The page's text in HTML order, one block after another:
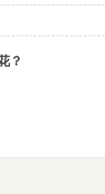
？